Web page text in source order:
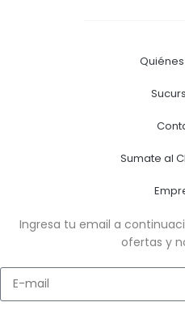
Sumate al
Ingresa tu email a
ofertas y